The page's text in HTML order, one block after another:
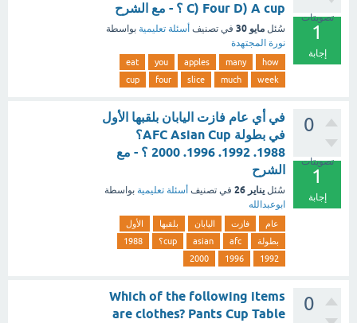
تصويتات
1
إجابة
C) Four D) A cup ؟ - مع الشرح
سُئل مايو 30 في تصنيف أسئلة تعليمية بواسطة
نورة المجتهدة
how
many
apples
you
eat
week
much
slice
four
cup
0
تصويتات
1
إجابة
في أي عام فازت اليابان بلقبها الأول
في بطولة AFC Asian Cup؟
1988. 1992. 1996. 2000 ؟ - مع
الشرح
سُئل يناير 26 في تصنيف أسئلة تعليمية بواسطة
ابوعبدالله
عام فازت اليابان بلقبها
الأول
بطولة
afc
asian cup؟
1988
1992
1996
2000
0
Which of the following items
are clothes? Pants Cup Table